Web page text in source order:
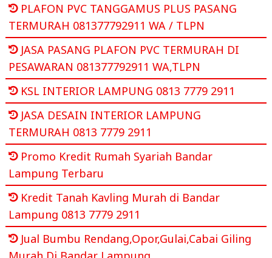
PLAFON PVC TANGGAMUS PLUS PASANG
TERMURAH 081377792911 WA / TLPN
JASA PASANG PLAFON PVC TERMURAH DI
PESAWARAN 081377792911 WA,TLPN
KSL INTERIOR LAMPUNG 0813 7779 2911
JASA DESAIN INTERIOR LAMPUNG
TERMURAH 0813 7779 2911
Promo Kredit Rumah Syariah Bandar
Lampung Terbaru
Kredit Tanah Kavling Murah di Bandar
Lampung 0813 7779 2911
Jual Bumbu Rendang,Opor,Gulai,Cabai Giling